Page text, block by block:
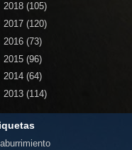
2018 (105)
2017 (120)
2016 (73)
2015 (96)
2014 (64)
2013 (114)
aburrimiento